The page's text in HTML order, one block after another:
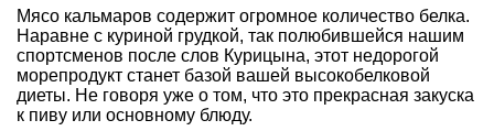
Мясо кальмаров содержит огромное количество белка.
Наравне с куриной грудкой, так полюбившейся нашим
спортсменов после слов Курицына, этот недорогой
морепродукт станет базой вашей высокобелковой
диеты. Не говоря уже о том, что это прекрасная закуска
к пиву или основному блюду.